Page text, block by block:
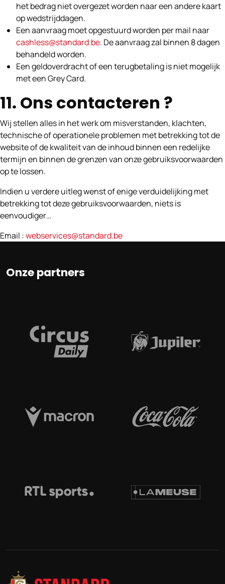
het bedrag niet overgezet worden naar een andere kaart
op wedstrijddagen.
Een aanvraag moet opgestuurd worden per mail naar
cashless@standard.be. De aanvraag zal binnen 8 dagen
behandeld worden.
Een geldoverdracht of een terugbetaling is niet mogelijk
met een Grey Card.
11. Ons contacteren ?
Wij stellen alles in het werk om misverstanden, klachten,
technische of operationele problemen met betrekking tot de
website of de kwaliteit van de inhoud binnen een redelijke
termijn en binnen de grenzen van onze gebruiksvoorwaarden
op te lossen.
Indien u verdere uitleg wenst of enige verduidelijking met
betrekking tot deze gebruiksvoorwaarden, niets is
eenvoudiger…
Email :webservices@standard.be
Onze partners